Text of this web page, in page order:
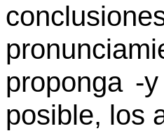
proponga -
posible, los